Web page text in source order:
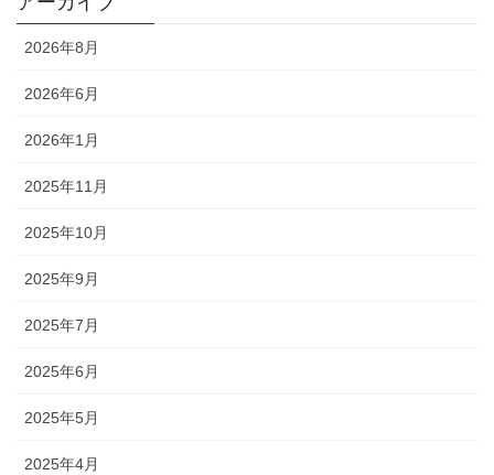
2026年8月
2026年6月
2026年1月
2025年11月
2025年10月
2025年9月
2025年7月
2025年6月
2025年5月
2025年4月